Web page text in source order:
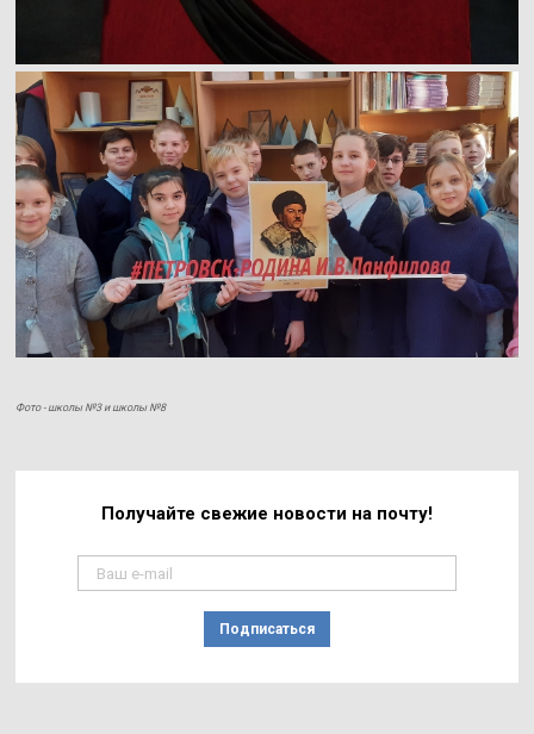
Фото - школы №3 и школы №8
Получайте свежие новости на почту!
Подписаться